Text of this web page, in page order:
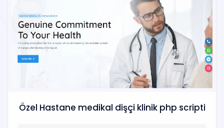
Özel Hastane medikal dişçi klinik php scripti